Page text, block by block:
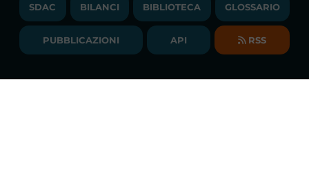
BILANCI DI ESERCIZIO
RELAZIONI ANNUALI
SOCIETA' TRASPARENTE
BIBLIOTECA
GLOSSARIO
SDAC BILANCI BIBLIOTECA GLOSSARIO
PUBBLICAZIONI API RSS